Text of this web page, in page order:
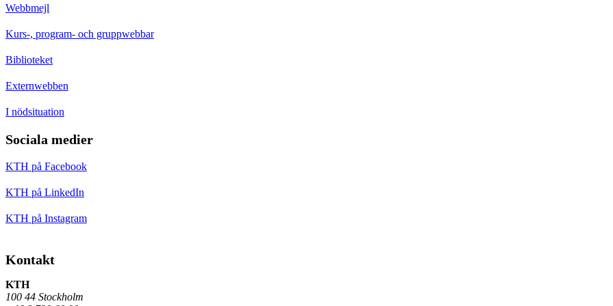
Webbmejl
Kurs-, program- och gruppwebbar
Biblioteket
Externwebben
I nödsituation
Sociala medier
KTH på Facebook
KTH på LinkedIn
KTH på Instagram
Kontakt
KTH
100 44 Stockholm